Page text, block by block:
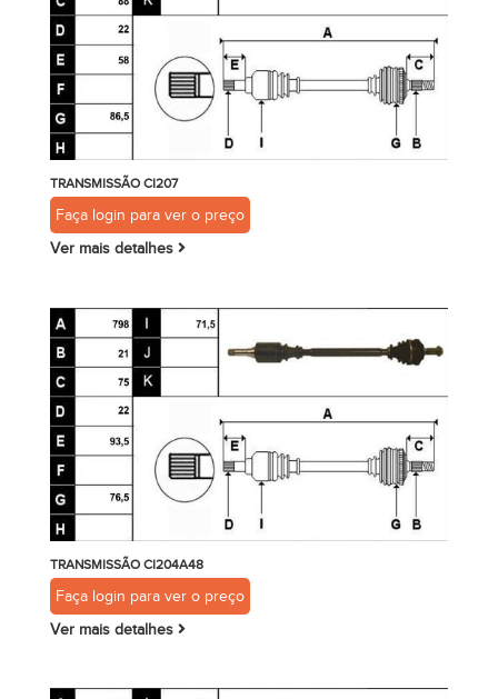
TRANSMISSÃO CI207
Faça login para ver o preço
Ver mais detalhes
TRANSMISSÃO CI204A48
Faça login para ver o preço
Ver mais detalhes